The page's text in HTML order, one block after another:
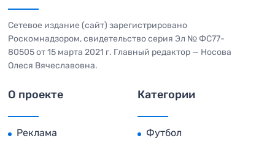
Сетевое издание (сайт) зарегистрировано
Роскомнадзором, свидетельство серия Эл № ФС77-
80505 от 15 марта 2021 г. Главный редактор — Носова
Олеся Вячеславовна.
О проекте
Реклама
Категории
Футбол